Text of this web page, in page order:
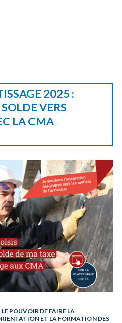
2025 :
VERS
LA CMA
POUVOIR DE FAIRE LA
ET LA FORMATION DES